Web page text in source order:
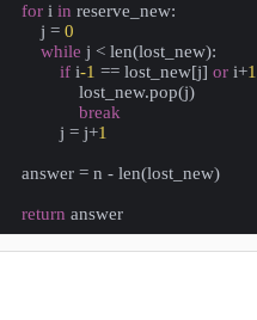
for i in reserve_new:
        j =
0
while j < len(lost_new):
if i-1 == lost_new[j] or i+1
                lost_new.pop(j)
break
            j = j+
1
    answer = n - len(lost_new)
return answer